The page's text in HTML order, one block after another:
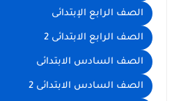
الصف الرابع الإبتدائى
الصف الرابع الابتدائى 2
الصف السادس الابتدائى
الصف السادس الابتدائى 2